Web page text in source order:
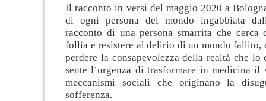
Il racconto in versi del maggio 2020 a
di ogni persona del mondo ingabbiata
racconto di una persona smarrita che
follia e resistere al delirio di un mondo fallito,
perdere la consapevolezza della realtà che lo
sente l’urgenza di trasformare in medicina
meccanismi sociali che originano la
sofferenza.